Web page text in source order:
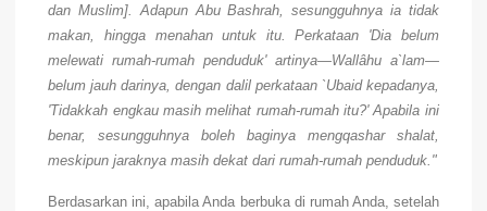
dan Muslim]. Adapun Abu Bashrah, sesungguhnya ia tidak
makan, hingga menahan untuk itu. Perkataan 'Dia belum
melewati rumah-rumah penduduk' artinya—Wallâhu a`lam—
belum jauh darinya, dengan dalil perkataan `Ubaid kepadanya,
'Tidakkah engkau masih melihat rumah-rumah itu?' Apabila ini
benar, sesungguhnya boleh baginya mengqashar shalat,
meskipun jaraknya masih dekat dari rumah-rumah penduduk."
Berdasarkan ini, apabila Anda berbuka di rumah Anda, setelah